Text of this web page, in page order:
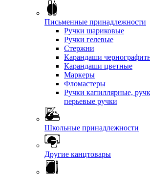
Письменные принадлежности
Ручки шариковые
Ручки гелевые
Стержни
Карандаши
Карандаши цветные
Маркеры
Фломастеры
Ручки капиллярные,
перьевые ручки
Школьные принадлежности
Другие канцтовары